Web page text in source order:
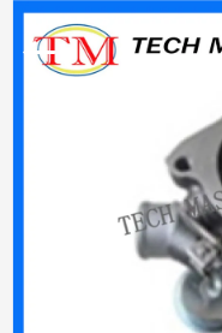
PRODUCTEN
master
auto